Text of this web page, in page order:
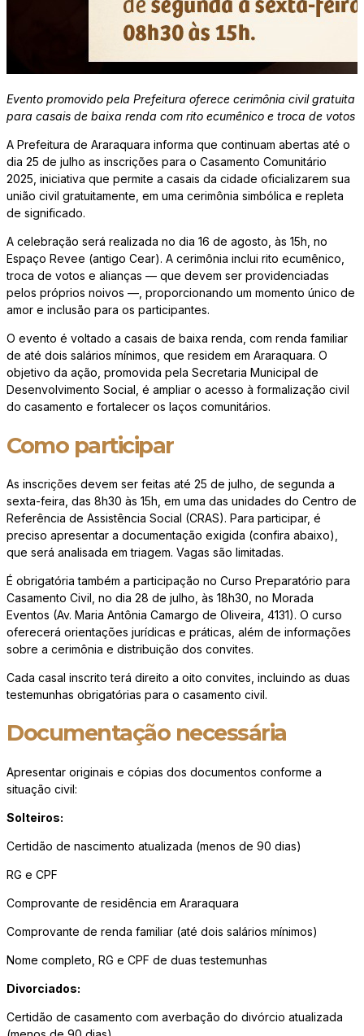
Evento promovido pela Prefeitura oferece cerimônia civil gratuita
para casais de baixa renda com rito ecumênico e troca de votos
A Prefeitura de Araraquara informa que continuam abertas até o
dia 25 de julho as inscrições para o Casamento Comunitário
2025, iniciativa que permite a casais da cidade oficializarem sua
união civil gratuitamente, em uma cerimônia simbólica e repleta
de significado.
A celebração será realizada no dia 16 de agosto, às 15h, no
Espaço Revee (antigo Cear). A cerimônia inclui rito ecumênico,
troca de votos e alianças — que devem ser providenciadas
pelos próprios noivos —, proporcionando um momento único de
amor e inclusão para os participantes.
O evento é voltado a casais de baixa renda, com renda familiar
de até dois salários mínimos, que residem em Araraquara. O
objetivo da ação, promovida pela Secretaria Municipal de
Desenvolvimento Social, é ampliar o acesso à formalização civil
do casamento e fortalecer os laços comunitários.
Como participar
As inscrições devem ser feitas até 25 de julho, de segunda a
sexta-feira, das 8h30 às 15h, em uma das unidades do Centro de
Referência de Assistência Social (CRAS). Para participar, é
preciso apresentar a documentação exigida (confira abaixo),
que será analisada em triagem. Vagas são limitadas.
É obrigatória também a participação no Curso Preparatório para
Casamento Civil, no dia 28 de julho, às 18h30, no Morada
Eventos (Av. Maria Antônia Camargo de Oliveira, 4131). O curso
oferecerá orientações jurídicas e práticas, além de informações
sobre a cerimônia e distribuição dos convites.
Cada casal inscrito terá direito a oito convites, incluindo as duas
testemunhas obrigatórias para o casamento civil.
Documentação necessária
Apresentar originais e cópias dos documentos conforme a
situação civil:
Solteiros:
Certidão de nascimento atualizada (menos de 90 dias)
RG e CPF
Comprovante de residência em Araraquara
Comprovante de renda familiar (até dois salários mínimos)
Nome completo, RG e CPF de duas testemunhas
Divorciados:
Certidão de casamento com averbação do divórcio atualizada